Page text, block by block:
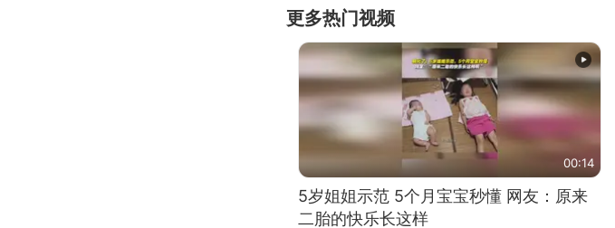
更多热门视频
00:14
5岁姐姐示范 5个月宝宝秒懂 网友：原来
二胎的快乐长这样